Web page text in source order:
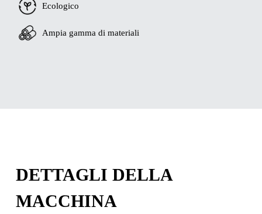
Ecologico
Ampia gamma di materiali
DETTAGLI DELLA
MACCHINA